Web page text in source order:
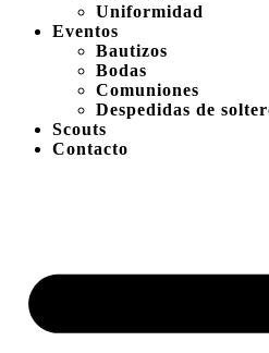
Uniformidad
Eventos
Bautizos
Bodas
Comuniones
Despedidas de
Scouts
Contacto